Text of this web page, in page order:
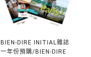
BIEN-DIRE INITIAL雜誌
一年份預購/BIEN-DIRE